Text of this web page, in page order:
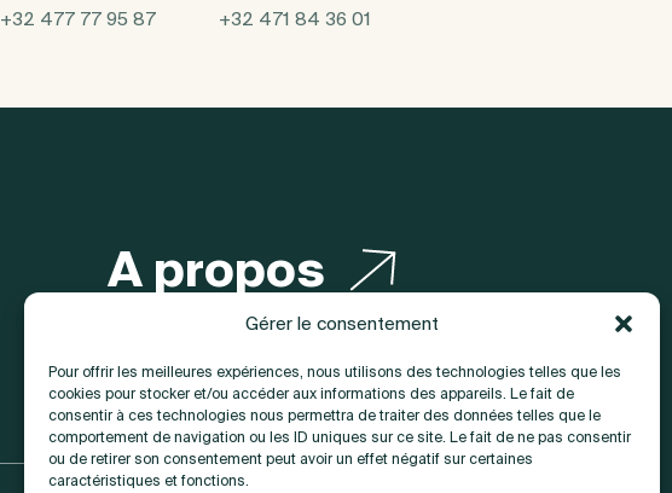
Gérer le consentement
Pour offrir les meilleures expériences, nous utilisons des technologies telles que les
cookies pour stocker et/ou accéder aux informations des appareils. Le fait de
consentir à ces technologies nous permettra de traiter des données telles que le
comportement de navigation ou les ID uniques sur ce site. Le fait de ne pas consentir
ou de retirer son consentement peut avoir un effet négatif sur certaines
caractéristiques et fonctions.
+32 477 77 95 87 +32 471 84 36 01
A propos
Contact